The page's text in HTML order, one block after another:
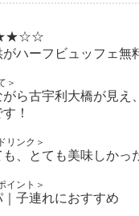
ハーフビュッフェ無
＞
ら古宇利大橋が見え
！
リンク＞
、とても美味しかっ
イント＞
子連れにおすすめ